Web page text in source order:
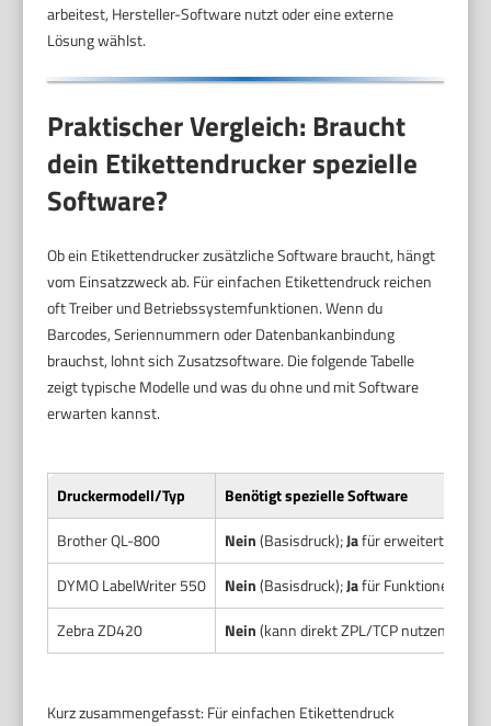
arbeitest, Hersteller-Software nutzt oder eine externe
Lösung wählst.
Praktischer Vergleich: Braucht
dein Etikettendrucker spezielle
Software?
Ob ein Etikettendrucker zusätzliche Software braucht, hängt
vom Einsatzzweck ab. Für einfachen Etikettendruck reichen
oft Treiber und Betriebssystemfunktionen. Wenn du
Barcodes, Seriennummern oder Datenbankanbindung
brauchst, lohnt sich Zusatzsoftware. Die folgende Tabelle
zeigt typische Modelle und was du ohne und mit Software
erwarten kannst.
Druckermodell/Typ
Benötigt spezielle Software
Brother QL-800
Nein(Basisdruck);Jafür erweiterte
DYMO LabelWriter 550
Nein(Basisdruck);Jafür Funktionen mit
Zebra ZD420
Nein(kann direkt ZPL/TCP nutzen);
Kurz zusammengefasst: Für einfachen Etikettendruck